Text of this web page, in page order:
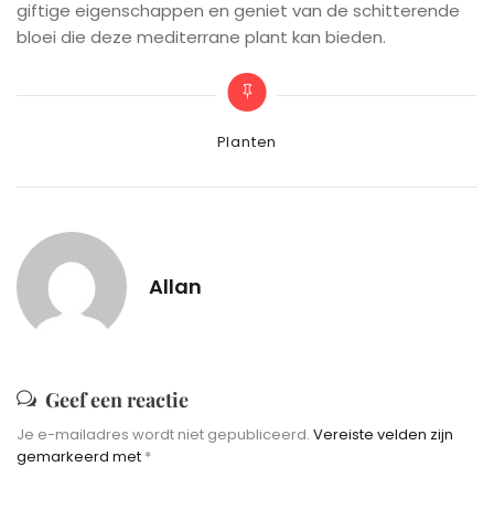
giftige eigenschappen en geniet van de schitterende
bloei die deze mediterrane plant kan bieden.
Categories
Planten
Allan
Geef een reactie
Je e-mailadres wordt niet gepubliceerd. Vereiste velden zijn
gemarkeerd met *